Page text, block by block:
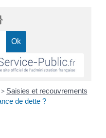
> Saisies et recouvrements
de dette ?